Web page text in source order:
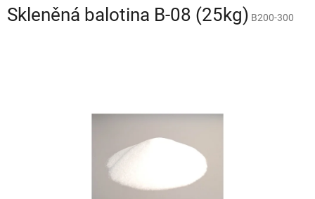
Skleněná balotina B-08 (25kg) B200-300